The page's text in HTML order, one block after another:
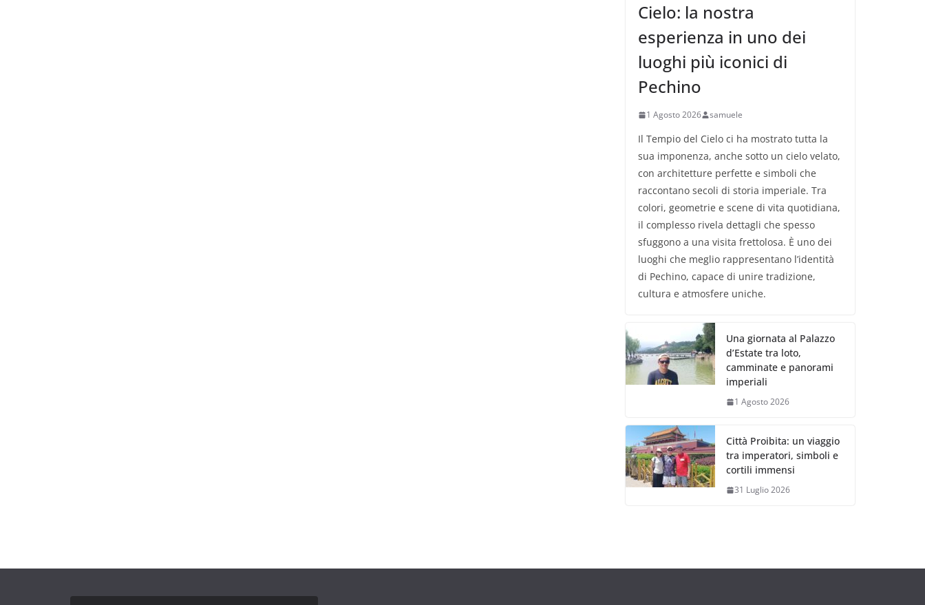
Cielo: la nostra
esperienza in uno dei
luoghi più iconici di
Pechino
1 Agosto 2026 samuele
Il Tempio del Cielo ci ha mostrato tutta la
sua imponenza, anche sotto un cielo velato,
con architetture perfette e simboli che
raccontano secoli di storia imperiale. Tra
colori, geometrie e scene di vita quotidiana,
il complesso rivela dettagli che spesso
sfuggono a una visita frettolosa. È uno dei
luoghi che meglio rappresentano l’identità
di Pechino, capace di unire tradizione,
cultura e atmosfere uniche.
Una giornata al Palazzo
d’Estate tra loto,
camminate e panorami
imperiali
1 Agosto 2026
Città Proibita: un viaggio
tra imperatori, simboli e
cortili immensi
31 Luglio 2026